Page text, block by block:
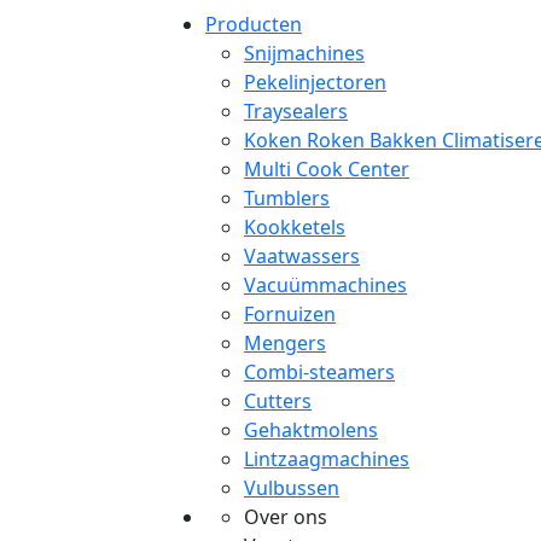
Producten
Snijmachines
Pekelinjectoren
Traysealers
Koken Roken Bakken
Multi Cook Center
Tumblers
Kookketels
Vaatwassers
Vacuümmachines
Fornuizen
Mengers
Combi-steamers
Cutters
Gehaktmolens
Lintzaagmachines
Vulbussen
Over ons